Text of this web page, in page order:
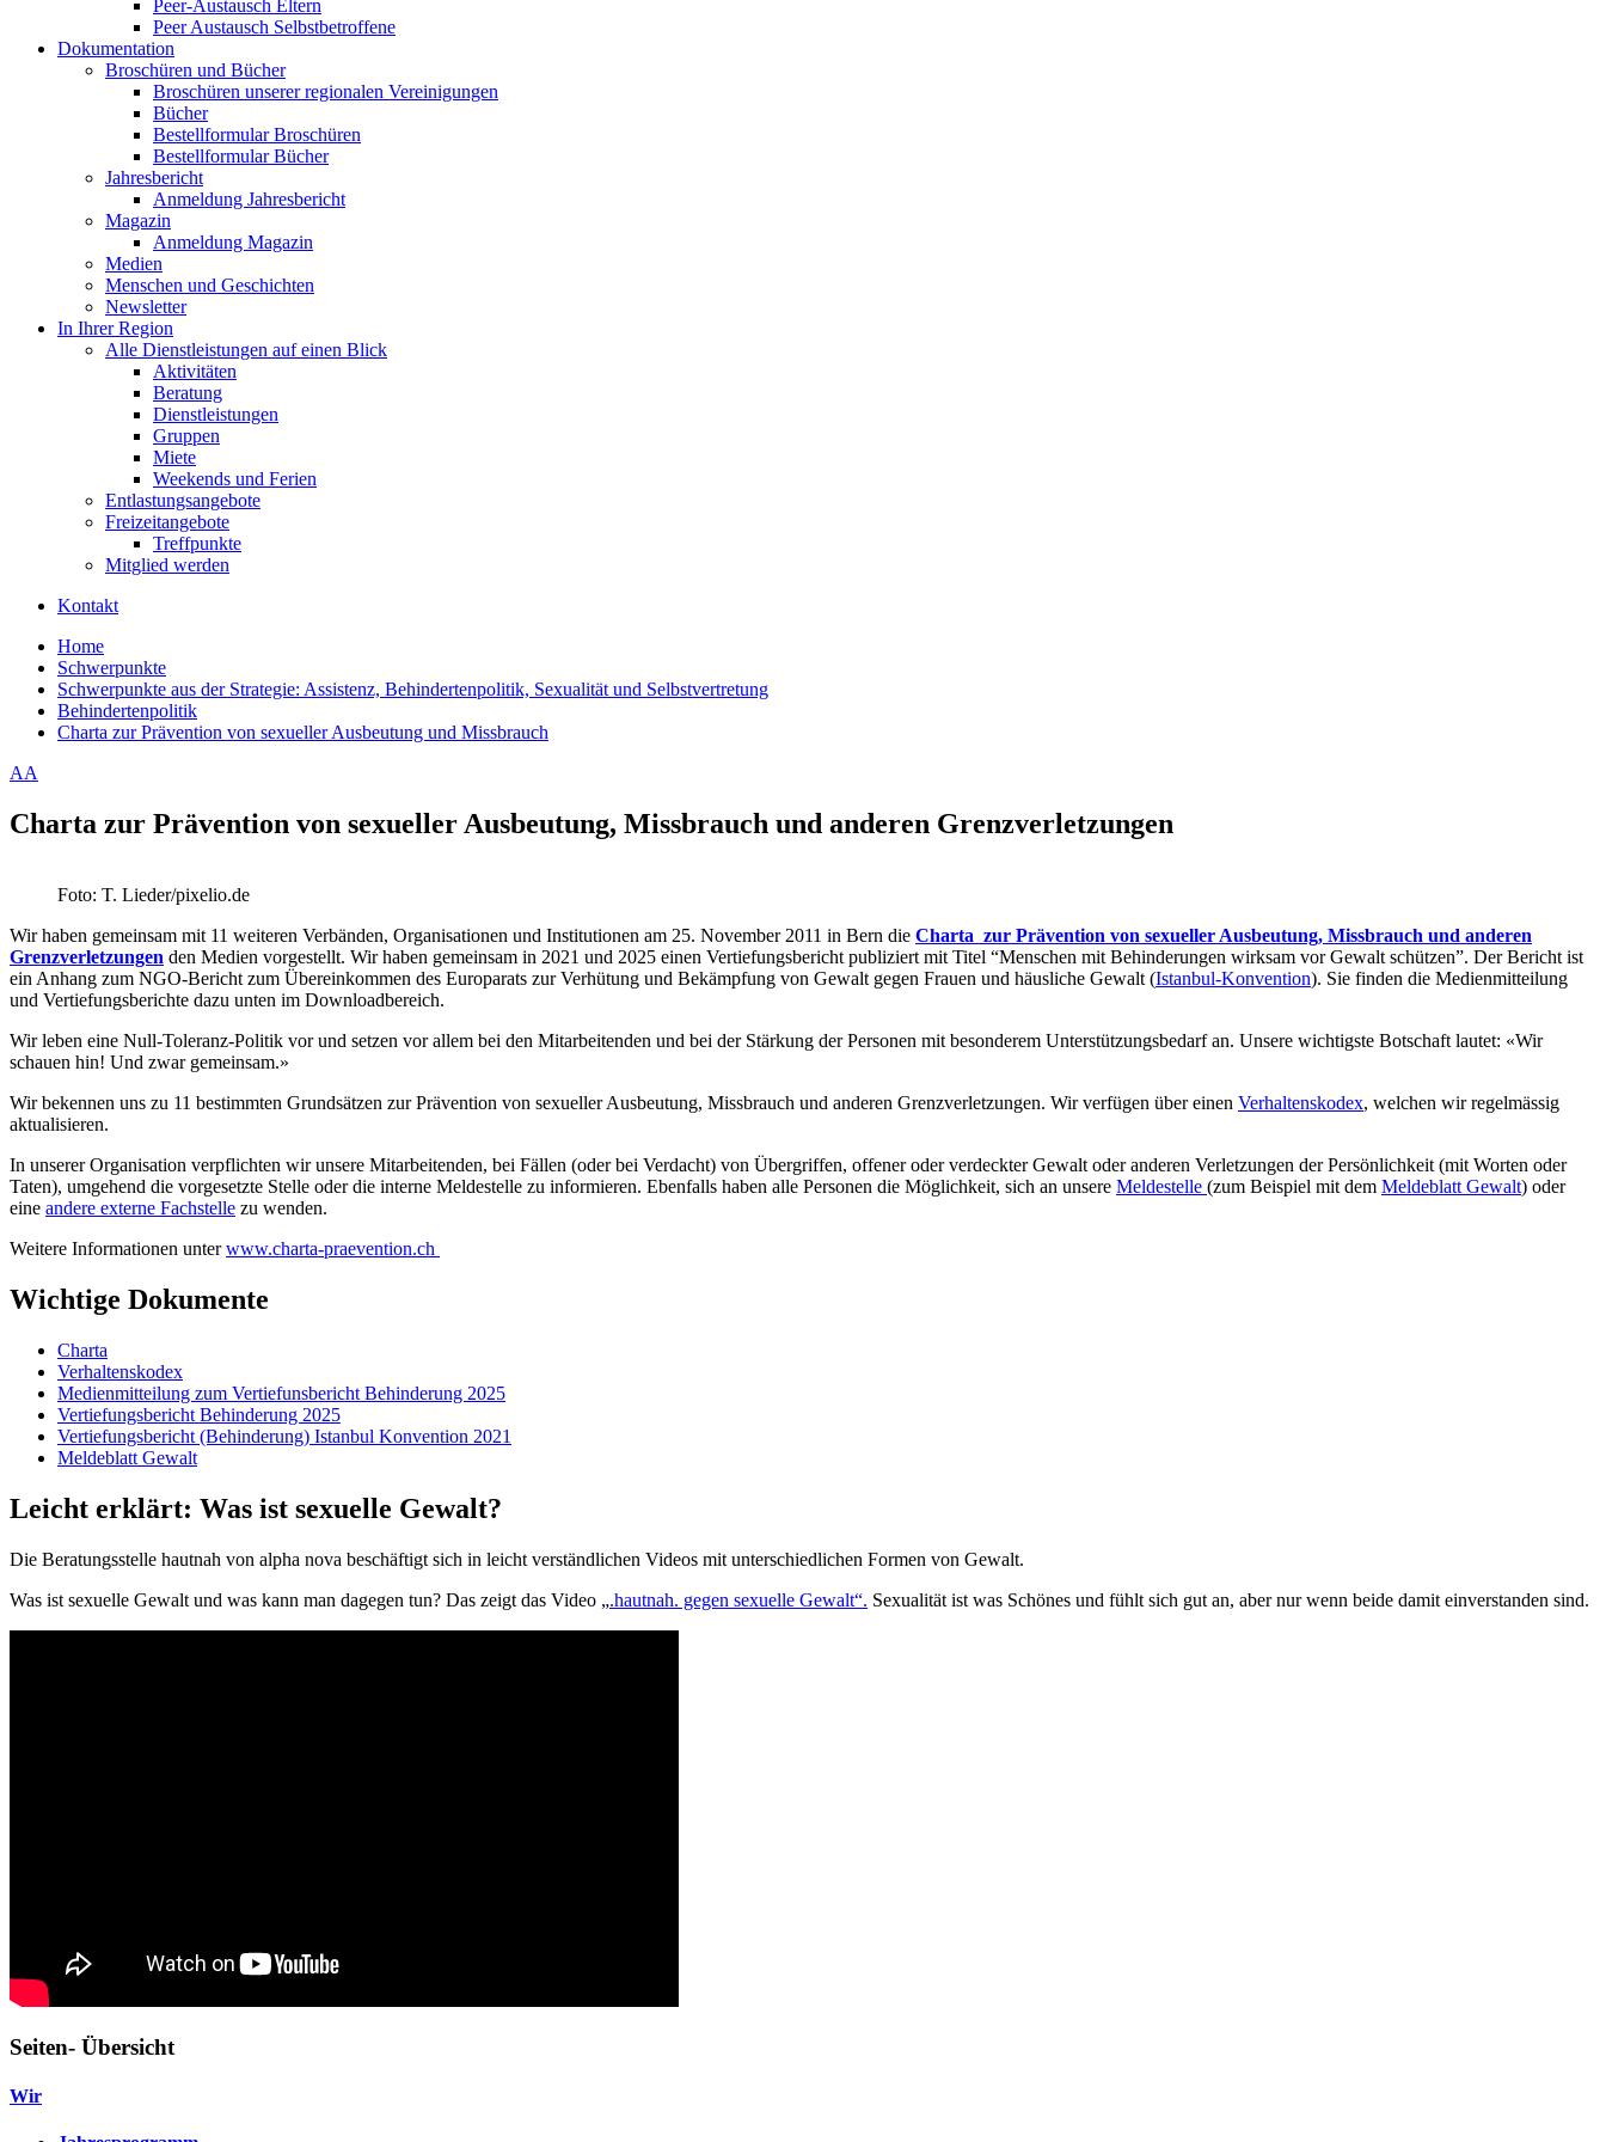
Peer-Austausch Eltern
Peer Austausch Selbstbetroffene
Dokumentation
Broschüren und Bücher
Broschüren unserer regionalen Vereinigungen
Bücher
Bestellformular Broschüren
Bestellformular Bücher
Jahresbericht
Anmeldung Jahresbericht
Magazin
Anmeldung Magazin
Medien
Menschen und Geschichten
Newsletter
In Ihrer Region
Alle Dienstleistungen auf einen Blick
Aktivitäten
Beratung
Dienstleistungen
Gruppen
Miete
Weekends und Ferien
Entlastungsangebote
Freizeitangebote
Treffpunkte
Mitglied werden
Kontakt
Home
Schwerpunkte
Schwerpunkte aus der Strategie: Assistenz, Behindertenpolitik, Sexualität und Selbstvertretung
Behindertenpolitik
Charta zur Prävention von sexueller Ausbeutung und Missbrauch
AA
Charta zur Prävention von sexueller Ausbeutung, Missbrauch und anderen Grenzverletzungen
Foto: T. Lieder/pixelio.de
Wir haben gemeinsam mit 11 weiteren Verbänden, Organisationen und Institutionen am 25. November 2011 in Bern die Charta zur Prävention von sexueller Ausbeutung, Missbrauch und anderen
Grenzverletzungen den Medien vorgestellt. Wir haben gemeinsam in 2021 und 2025 einen Vertiefungsbericht publiziert mit Titel “Menschen mit Behinderungen wirksam vor Gewalt schützen”. Der Bericht ist
ein Anhang zum NGO-Bericht zum Übereinkommen des Europarats zur Verhütung und Bekämpfung von Gewalt gegen Frauen und häusliche Gewalt (Istanbul-Konvention). Sie finden die Medienmitteilung
und Vertiefungsberichte dazu unten im Downloadbereich.
Wir leben eine Null-Toleranz-Politik vor und setzen vor allem bei den Mitarbeitenden und bei der Stärkung der Personen mit besonderem Unterstützungsbedarf an. Unsere wichtigste Botschaft lautet: «Wir
schauen hin! Und zwar gemeinsam.»
Wir bekennen uns zu 11 bestimmten Grundsätzen zur Prävention von sexueller Ausbeutung, Missbrauch und anderen Grenzverletzungen. Wir verfügen über einen Verhaltenskodex, welchen wir regelmässig
aktualisieren.
In unserer Organisation verpflichten wir unsere Mitarbeitenden, bei Fällen (oder bei Verdacht) von Übergriffen, offener oder verdeckter Gewalt oder anderen Verletzungen der Persönlichkeit (mit Worten oder
Taten), umgehend die vorgesetzte Stelle oder die interne Meldestelle zu informieren. Ebenfalls haben alle Personen die Möglichkeit, sich an unsere Meldestelle (zum Beispiel mit dem Meldeblatt Gewalt) oder
eine andere externe Fachstelle zu wenden.
Weitere Informationen unterwww.charta-praevention.ch
Wichtige Dokumente
Charta
Verhaltenskodex
Medienmitteilung zum Vertiefunsbericht Behinderung 2025
Vertiefungsbericht Behinderung 2025
Vertiefungsbericht (Behinderung) Istanbul Konvention 2021
Meldeblatt Gewalt
Leicht erklärt: Was ist sexuelle Gewalt?
Die Beratungsstelle hautnah von alpha nova beschäftigt sich in leicht verständlichen Videos mit unterschiedlichen Formen von Gewalt.
Was ist sexuelle Gewalt und was kann man dagegen tun? Das zeigt das Video „.hautnah. gegen sexuelle Gewalt“. Sexualität ist was Schönes und fühlt sich gut an, aber nur wenn beide damit einverstanden sind.
Seiten- Übersicht
Wir